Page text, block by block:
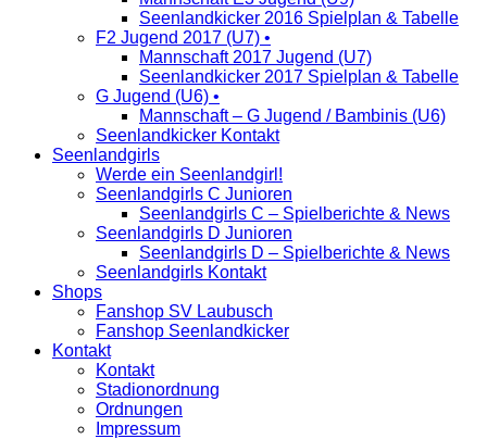
Seenlandkicker 2016 Spielplan & Tabelle
F2 Jugend 2017 (U7) •
Mannschaft 2017 Jugend (U7)
Seenlandkicker 2017 Spielplan & Tabelle
G Jugend (U6) •
Mannschaft – G Jugend / Bambinis (U6)
Seenlandkicker Kontakt
Seenlandgirls
Werde ein Seenlandgirl!
Seenlandgirls C Junioren
Seenlandgirls C – Spielberichte & News
Seenlandgirls D Junioren
Seenlandgirls D – Spielberichte & News
Seenlandgirls Kontakt
Shops
Fanshop SV Laubusch
Fanshop Seenlandkicker
Kontakt
Kontakt
Stadionordnung
Ordnungen
Impressum